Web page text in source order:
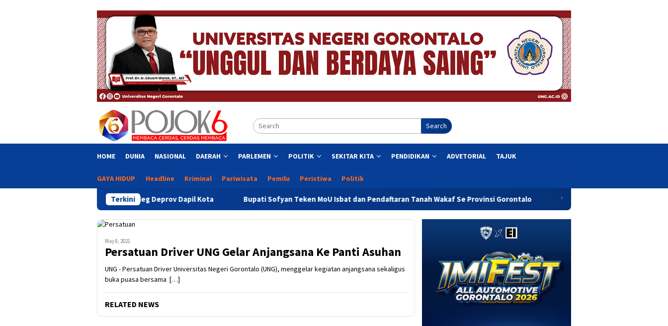
Search
HOME DUNIA NASIONAL DAERAH PARLEMEN POLITIK SEKITAR KITA PENDIDIKAN ADVETORIAL TAJUK
GAYA HIDUP Headline Kriminal Pariwisata Pemilu Peristiwa Politik
Terkini
Intervensi Aleg Deprov Dapil Kota Bupati Sofyan Teken MoU Isbat dan Pendaftaran Tanah Wakaf Se Provinsi Gorontalo Wagub Idah Syahidah Dorong Pelaku UMKM
May 8, 2021
Persatuan Driver UNG Gelar Anjangsana Ke Panti Asuhan
UNG - Persatuan Driver Universitas Negeri Gorontalo (UNG), menggelar kegiatan anjangsana sekaligus
buka puasa bersama […]
RELATED NEWS